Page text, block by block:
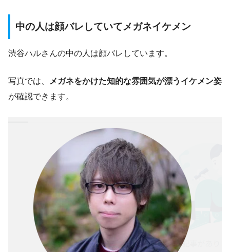
中の人は顔バレしていてメガネイケメン
渋谷ハルさんの中の人は顔バレしています。
写真では、
メガネをかけた知的な雰囲気が漂うイケメン姿
が確認できます。